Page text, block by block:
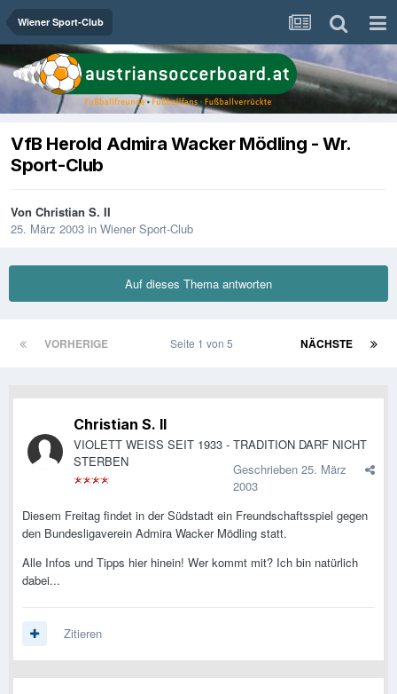
Wiener Sport-Club
VfB Herold Admira Wacker Mödling - Wr.
Sport-Club
Von Christian S. II
25. März 2003 in Wiener Sport-Club
Auf dieses Thema antworten
VORHERIGE NÄCHSTE
Seite 1 von 5
Christian S. II
VIOLETT WEISS SEIT 1933 - TRADITION DARF NICHT
STERBEN
Geschrieben 25. März
2003
Diesem Freitag findet in der Südstadt ein Freundschaftsspiel gegen
den Bundesligaverein Admira Wacker Mödling statt.
Alle Infos und Tipps hier hinein! Wer kommt mit? Ich bin natürlich
dabei...
Zitieren